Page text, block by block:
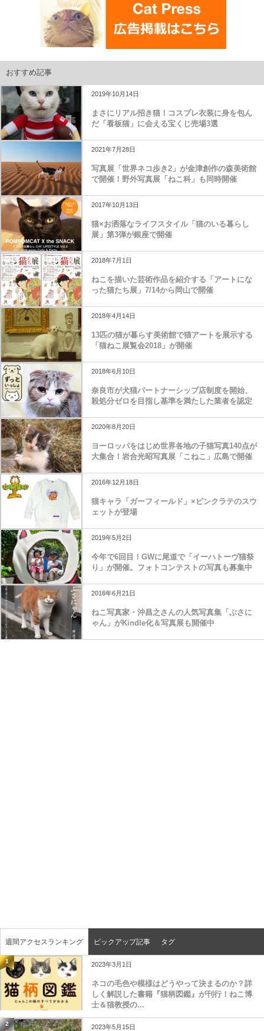
おすすめ記事
2019年10月14日
まさにリアル招き猫！コスプレ衣装に身を包ん
だ「看板猫」に会える宝くじ売場3選
2021年7月28日
写真展「世界ネコ歩き2」が金津創作の森美術館
で開催！野外写真展「ねこ科」も同時開催
2017年10月13日
猫×お洒落なライフスタイル「猫のいる暮らし
展」第3弾が銀座で開催
2018年7月1日
ねこを描いた芸術作品を紹介する「アートにな
った猫たち展」7/14から岡山で開催
2018年4月14日
13匹の猫が暮らす美術館で猫アートを展示する
「猫ねこ展覧会2018」が開催
2018年6月10日
奈良市が犬猫パートナーシップ店制度を開始、
殺処分ゼロを目指し基準を満たした業者を認定
2020年8月20日
ヨーロッパをはじめ世界各地の子猫写真140点が
大集合！岩合光昭写真展「こねこ」広島で開催
2016年12月18日
猫キャラ「ガーフィールド」×ピンクラテのスウ
ェットが登場
2019年5月2日
今年で6回目！GWに尾道で「イーハトーヴ猫祭
り」が開催。フォトコンテストの写真も募集中
2016年6月21日
ねこ写真家・沖昌之さんの人気写真集「ぶさに
ゃん」がKindle化＆写真展も開催中
週間アクセスランキング ピックアップ記事 タグ
1 2023年3月1日
ネコの毛色や模様はどうやって決まるのか？詳
しく解説した書籍『猫柄図鑑』が刊行！ねこ博
士＆猫教授の...
2 2023年5月15日